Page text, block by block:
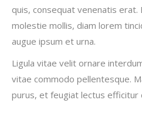
quis, consequat venenatis erat.
molestie mollis, diam lorem
augue ipsum et urna.
Ligula vitae velit ornare
vitae commodo pellentesque.
purus, et feugiat lectus efficitur